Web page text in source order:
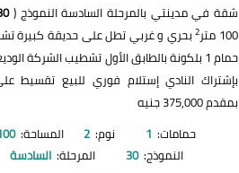
شقة في مدينتي بالمرحلة السادسة النموذج (
100 متر
2
حمام 1 بلكونة بالطابق الأول تشطيب الشركة
بمقدم 375,000 جنيه
حمامات: 1 نوم: 2 المساحة:
النموذج: 30 المرحلة: السادسة